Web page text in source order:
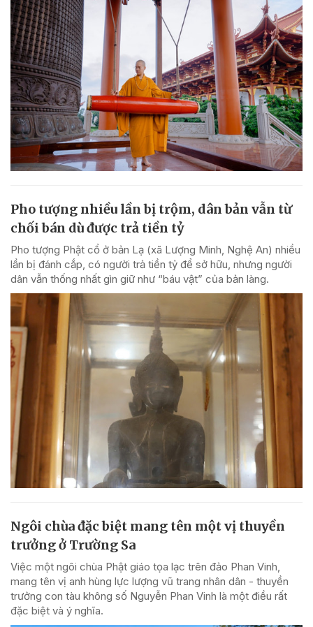
Pho tượng nhiều lần bị trộm, dân bản vẫn từ
chối bán dù được trả tiền tỷ
Pho tượng Phật cổ ở bản Lạ (xã Lượng Minh, Nghệ An) nhiều
lần bị đánh cắp, có người trả tiền tỷ để sở hữu, nhưng người
dân vẫn thống nhất gìn giữ như “báu vật” của bản làng.
Ngôi chùa đặc biệt mang tên một vị thuyền
trưởng ở Trường Sa
Việc một ngôi chùa Phật giáo tọa lạc trên đảo Phan Vinh,
mang tên vị anh hùng lực lượng vũ trang nhân dân - thuyền
trưởng con tàu không số Nguyễn Phan Vinh là một điều rất
đặc biệt và ý nghĩa.